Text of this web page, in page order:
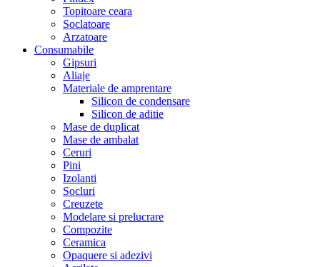
Topitoare ceara
Soclatoare
Arzatoare
Consumabile
Gipsuri
Aliaje
Materiale de amprentare
Silicon de condensare
Silicon de aditie
Mase de duplicat
Mase de ambalat
Ceruri
Pini
Izolanti
Socluri
Creuzete
Modelare si prelucrare
Compozite
Ceramica
Opaquere si adezivi